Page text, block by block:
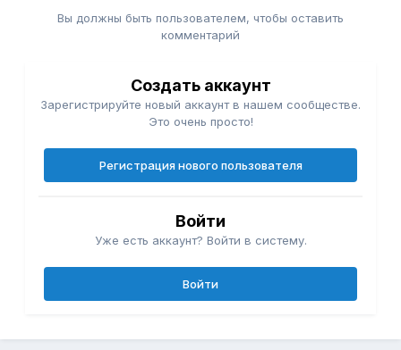
Вы должны быть пользователем, чтобы оставить
комментарий
Создать аккаунт
Зарегистрируйте новый аккаунт в нашем сообществе.
Это очень просто!
Регистрация нового пользователя
Войти
Уже есть аккаунт? Войти в систему.
Войти